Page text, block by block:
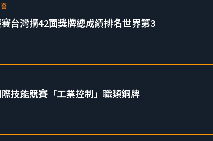
台灣摘42面獎牌總成績排名世界第3
技能競賽「工業控制」職類銅牌